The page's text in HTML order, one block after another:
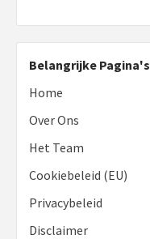
Belangrijke Pagina's
Home
Over Ons
Het Team
Cookiebeleid (EU)
Privacybeleid
Disclaimer